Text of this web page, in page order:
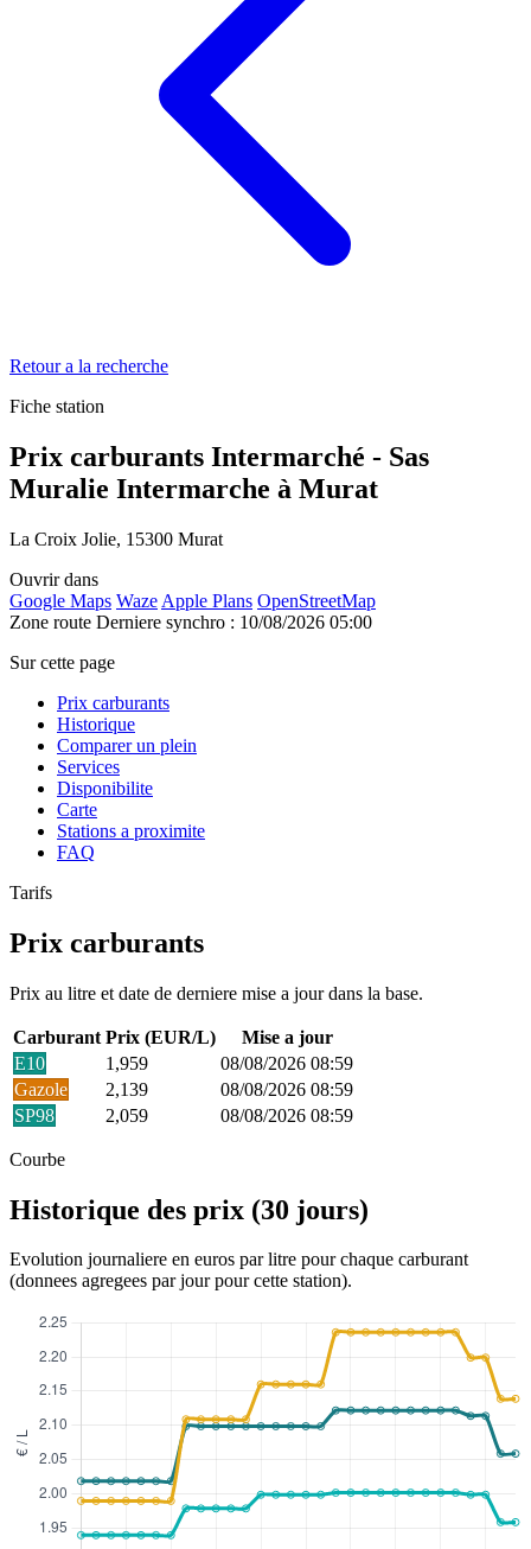
Retour a la recherche
Fiche station
Prix carburants Intermarché - Sas
Muralie Intermarche à Murat
La Croix Jolie, 15300 Murat
Ouvrir dans
Google Maps Waze Apple Plans OpenStreetMap
Zone route Derniere synchro : 10/08/2026 05:00
Sur cette page
Prix carburants
Historique
Comparer un plein
Services
Disponibilite
Carte
Stations a proximite
FAQ
Tarifs
Prix carburants
Prix au litre et date de derniere mise a jour dans la base.
Carburant Prix (EUR/L)
Mise a jour
E10
1,959
08/08/2026 08:59
Gazole
2,139
08/08/2026 08:59
SP98
2,059 08/08/2026 08:59
Courbe
Historique des prix (30 jours)
Evolution journaliere en euros par litre pour chaque carburant
(donnees agregees par jour pour cette station).